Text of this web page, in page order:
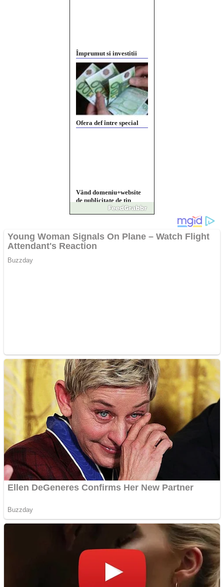
Împrumut si investitii
Ofera def între special
Vând domeniu+website
de publicitate de tip
Anchetă incendiară la
Gherla, polițist acuzat de
abuz în serviciu
Covid-19: 755 de cazuri
noi în România
Răcitor de apă CW5000
pentru freze cu laser fără
metale
Răcitor de apă CW5000
pentru freze cu laser fără
metale